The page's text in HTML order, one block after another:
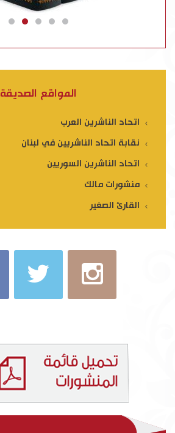
المواقع الصديقة
اتحاد الناشرين العرب
نقابة اتحاد الناشريين في لبنان
اتحاد الناشرين السوريين
منشورات مالك
القارئ الصغير